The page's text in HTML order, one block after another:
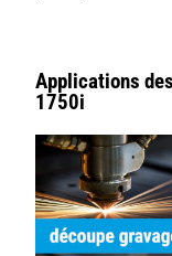
Applications
1750i